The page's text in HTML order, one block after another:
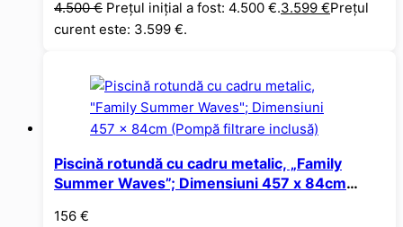
4.500€ Prețul inițial a fost: 4.500 €.3.599 €Prețul
curent este: 3.599 €.
Piscină rotundă cu cadru metalic, „Family
Summer Waves”; Dimensiuni 457 x 84cm
156 €